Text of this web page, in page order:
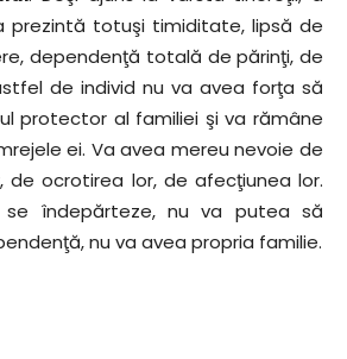
prezintă totuşi timiditate, lipsă de
dependenţă totală de părinţi, de
de individ nu va avea forţa să
protector al familiei şi va rămâne
ei. Va avea mereu nevoie de
de ocrotirea lor, de afecţiunea lor.
îndepărteze, nu va putea să
nu va avea propria familie.